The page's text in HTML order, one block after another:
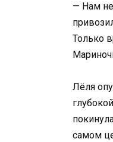
— Нам
Только
Лёля
самом